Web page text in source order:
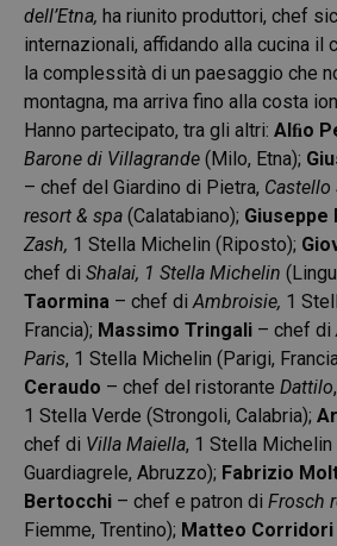
dell’Etna, ha riunito produttori, chef
internazionali, affidando alla cucina il
la complessità di un paesaggio che
montagna, ma arriva fino alla costa
Hanno partecipato, tra gli altri: Alﬁo
Barone di Villagrande (Milo, Etna);
– chef del Giardino di Pietra,
resort & spa (Calatabiano); Giuseppe
Zash, 1 Stella Michelin (Riposto);
chef di Shalai, 1 Stella Michelin
Taormina – chef diAmbroisie, 1
Francia); Massimo Tringali – chef di
Paris, 1 Stella Michelin (Parigi,
Ceraudo – chef del ristorante Dattilo
1 Stella Verde (Strongoli, Calabria);
chef di Villa Maiella, 1 Stella
Guardiagrele, Abruzzo); Fabrizio
Bertocchi – chef e patron di Frosch
Fiemme, Trentino); Matteo Corridori